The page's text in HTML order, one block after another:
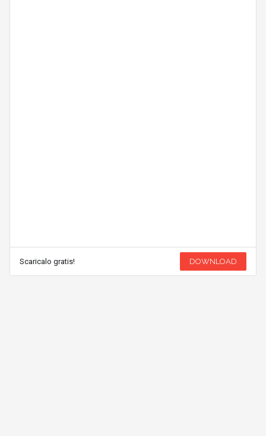
Scaricalo gratis! DOWNLOAD